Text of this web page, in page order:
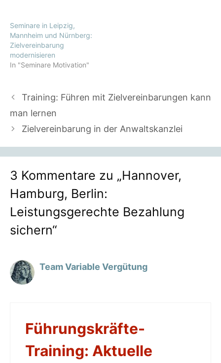
Seminare in Leipzig,
Mannheim und Nürnberg:
Zielvereinbarung
modernisieren
In "Seminare Motivation"
Training: Führen mit Zielvereinbarungen kann
man lernen
Zielvereinbarung in der Anwaltskanzlei
3 Kommentare zu „Hannover,
Hamburg, Berlin:
Leistungsgerechte Bezahlung
sichern“
Team Variable Vergütung
Führungskräfte-
Training: Aktuelle